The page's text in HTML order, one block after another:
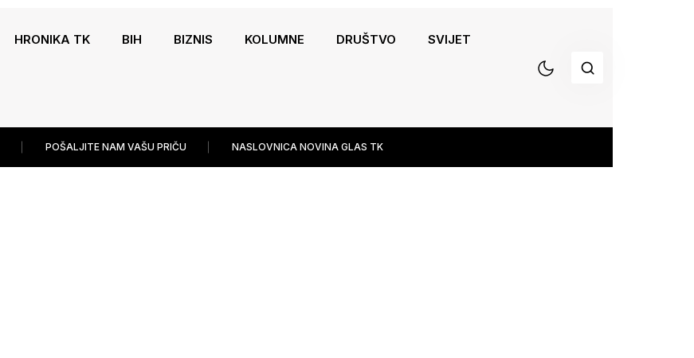
HRONIKA TK BIH BIZNIS KOLUMNE DRUŠTVO SVIJET
POŠALJITE NAM VAŠU PRIČU NASLOVNICA NOVINA GLAS TK